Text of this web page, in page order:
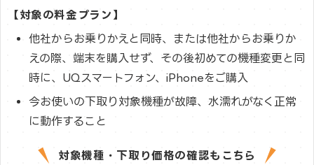
【対象の料金プラン】
他社からお乗りかえと同時、または他社からお乗りか
えの際、端末を購入せず、その後初めての機種変更と同
時に、UQスマートフォン、iPhoneをご購入
今お使いの下取り対象機種が故障、水濡れがなく正常
に動作すること
対象機種・下取り価格の確認もこちら